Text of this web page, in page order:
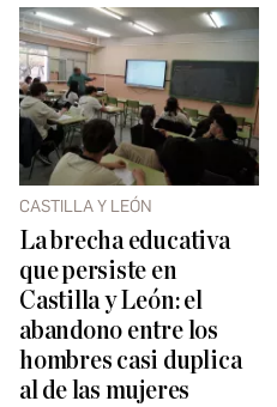
CASTILLA Y LEÓN
La brecha educativa
que persiste en
Castilla y León: el
abandono entre los
hombres casi duplica
al de las mujeres